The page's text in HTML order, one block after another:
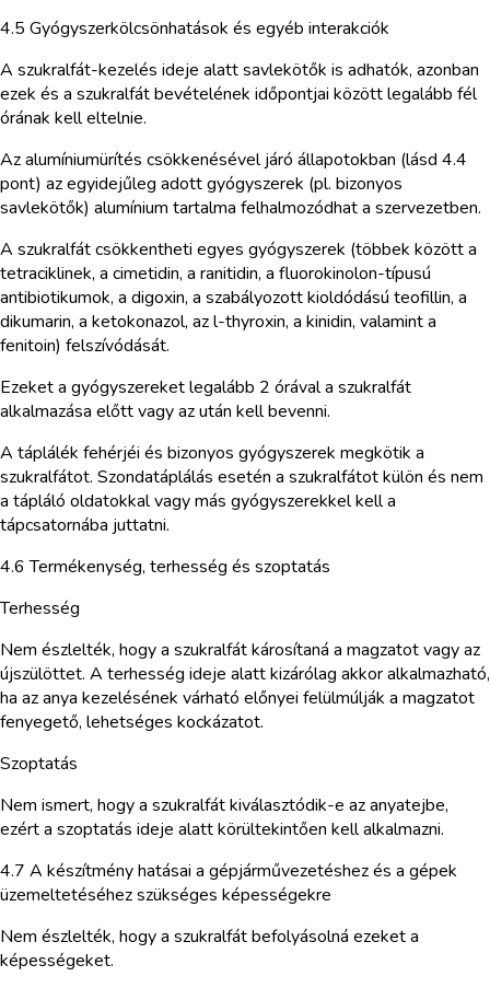
4.5 Gyógyszerkölcsönhatások és egyéb interakciók
A szukralfát-kezelés ideje alatt savlekötők is adhatók, azonban
ezek és a szukralfát bevételének időpontjai között legalább fél
órának kell eltelnie.
Az alumíniumürítés csökkenésével járó állapotokban (lásd 4.4
pont) az egyidejűleg adott gyógyszerek (pl. bizonyos
savlekötők) alumínium tartalma felhalmozódhat a szervezetben.
A szukralfát csökkentheti egyes gyógyszerek (többek között a
tetraciklinek, a cimetidin, a ranitidin, a fluorokinolon-típusú
antibiotikumok, a digoxin, a szabályozott kioldódású teofillin, a
dikumarin, a ketokonazol, az l-thyroxin, a kinidin, valamint a
fenitoin) felszívódását.
Ezeket a gyógyszereket legalább 2 órával a szukralfát
alkalmazása előtt vagy az után kell bevenni.
A táplálék fehérjéi és bizonyos gyógyszerek megkötik a
szukralfátot. Szondatáplálás esetén a szukralfátot külön és nem
a tápláló oldatokkal vagy más gyógyszerekkel kell a
tápcsatornába juttatni.
4.6 Termékenység, terhesség és szoptatás
Terhesség
Nem észlelték, hogy a szukralfát károsítaná a magzatot vagy az
újszülöttet. A terhesség ideje alatt kizárólag akkor alkalmazható,
ha az anya kezelésének várható előnyei felülmúlják a magzatot
fenyegető, lehetséges kockázatot.
Szoptatás
Nem ismert, hogy a szukralfát kiválasztódik-e az anyatejbe,
ezért a szoptatás ideje alatt körültekintően kell alkalmazni.
4.7 A készítmény hatásai a gépjárművezetéshez és a gépek
üzemeltetéséhez szükséges képességekre
Nem észlelték, hogy a szukralfát befolyásolná ezeket a
képességeket.